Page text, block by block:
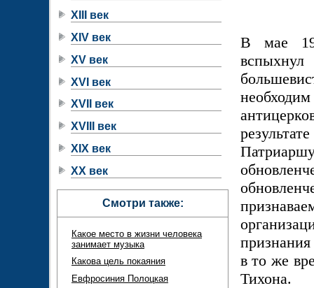
В мае
в то же
Тихона.
XIII век
XIV век
XV век
XVI век
XVII век
XVIII век
XIX век
XX век
Смотри также:
Какое место в жизни человека
занимает музыка
Какова цель покаяния
Евфросиния Полоцкая